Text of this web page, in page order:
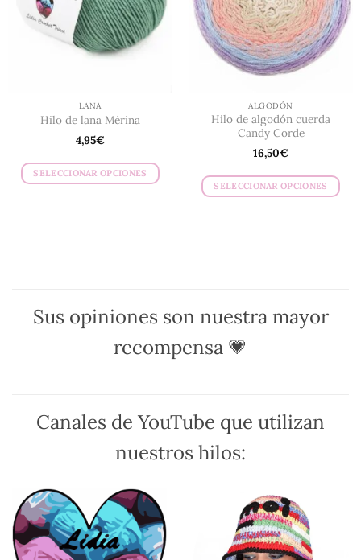
elegir
en
la
pueden
elegir
en
la
página
producto
LANA
Hilo de lana Mérina
4,95€
SELECCIONAR OPCIONES
se
pueden
elegir
producto
ALGODÓN
Hilo de algodón cuerda
Candy Corde
16,50€
SELECCIONAR OPCIONES
se
de
Sus opiniones son nuestra mayor
recompensa 💗
Canales de YouTube que utilizan
nuestros hilos: